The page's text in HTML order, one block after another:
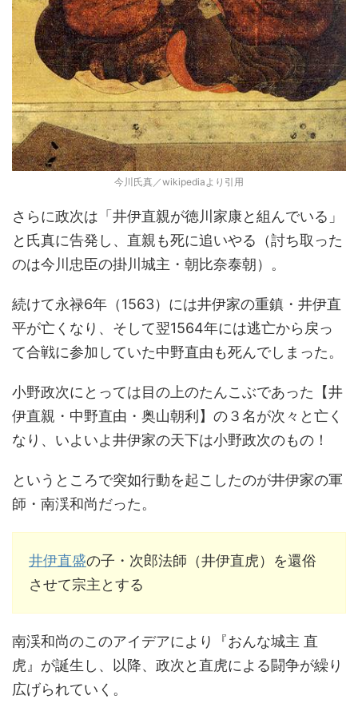
今川氏真／wikipediaより引用
さらに政次は「井伊直親が徳川家康と組んでいる」
と氏真に告発し、直親も死に追いやる（討ち取った
のは今川忠臣の掛川城主・朝比奈泰朝）。
続けて永禄6年（1563）には井伊家の重鎮・井伊直
平が亡くなり、そして翌1564年には逃亡から戻っ
て合戦に参加していた中野直由も死んでしまった。
小野政次にとっては目の上のたんこぶであった【井
伊直親・中野直由・奥山朝利】の３名が次々と亡く
なり、いよいよ井伊家の天下は小野政次のもの！
というところで突如行動を起こしたのが井伊家の軍
師・南渓和尚だった。
井伊直盛の子・次郎法師（井伊直虎）を還俗
させて宗主とする
南渓和尚のこのアイデアにより『おんな城主 直
虎』が誕生し、以降、政次と直虎による闘争が繰り
広げられていく。